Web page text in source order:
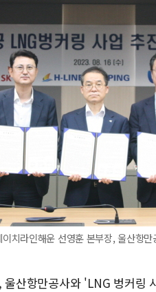
치라인해운 선영훈 본부장, 울산항
산항만공사와 'LNG 벙커링